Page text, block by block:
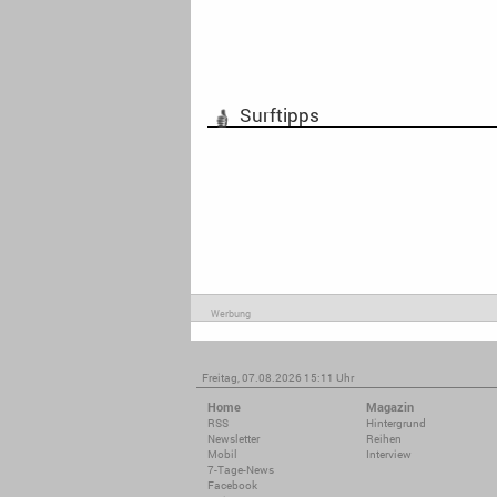
Surftipps
Werbung
Freitag, 07.08.2026 15:11 Uhr
Home
RSS
Newsletter
Mobil
7-Tage-News
Facebook
Magazin
Hintergrund
Reihen
Interview